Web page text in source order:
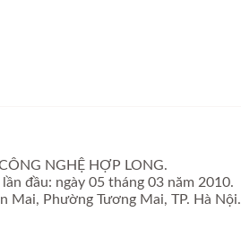
NGHỆ HỢP LONG.
đầu: ngày 05 tháng 03 năm 2010.
Mai, Phường Tương Mai, TP. Hà Nội.